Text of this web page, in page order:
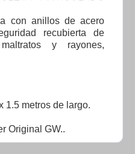
con anillos de acero
recubierta de
y rayones,
1.5 metros de largo.
Original GW..